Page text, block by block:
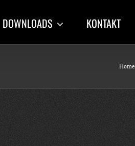
DOWNLOADS KONTAKT
Home